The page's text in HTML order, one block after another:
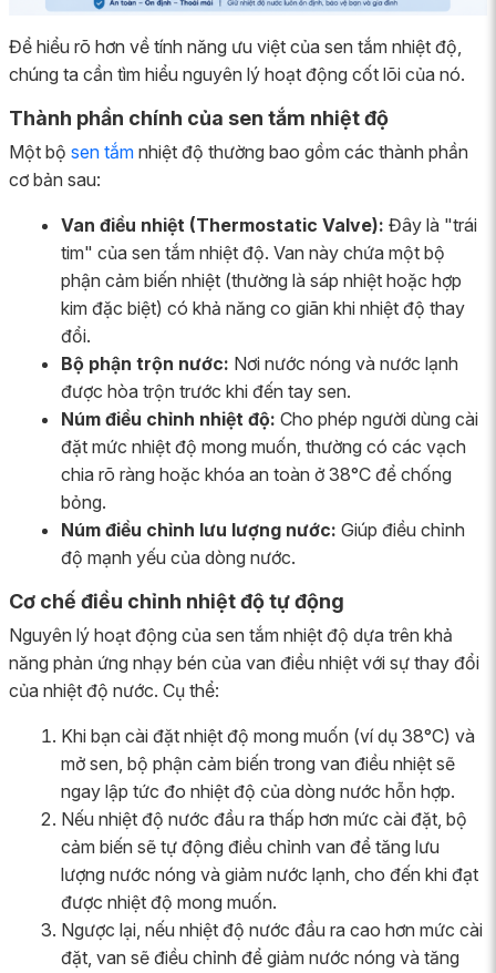
Để hiểu rõ hơn về tính năng ưu việt của sen tắm nhiệt độ,
chúng ta cần tìm hiểu nguyên lý hoạt động cốt lõi của nó.
Thành phần chính của sen tắm nhiệt độ
Một bộ sen tắm nhiệt độ thường bao gồm các thành phần
cơ bản sau:
Van điều nhiệt (Thermostatic Valve): Đây là "trái
tim" của sen tắm nhiệt độ. Van này chứa một bộ
phận cảm biến nhiệt (thường là sáp nhiệt hoặc hợp
kim đặc biệt) có khả năng co giãn khi nhiệt độ thay
đổi.
Bộ phận trộn nước: Nơi nước nóng và nước lạnh
được hòa trộn trước khi đến tay sen.
Núm điều chỉnh nhiệt độ: Cho phép người dùng cài
đặt mức nhiệt độ mong muốn, thường có các vạch
chia rõ ràng hoặc khóa an toàn ở 38°C để chống
bỏng.
Núm điều chỉnh lưu lượng nước: Giúp điều chỉnh
độ mạnh yếu của dòng nước.
Cơ chế điều chỉnh nhiệt độ tự động
Nguyên lý hoạt động của sen tắm nhiệt độ dựa trên khả
năng phản ứng nhạy bén của van điều nhiệt với sự thay đổi
của nhiệt độ nước. Cụ thể:
Khi bạn cài đặt nhiệt độ mong muốn (ví dụ 38°C) và
mở sen, bộ phận cảm biến trong van điều nhiệt sẽ
ngay lập tức đo nhiệt độ của dòng nước hỗn hợp.
Nếu nhiệt độ nước đầu ra thấp hơn mức cài đặt, bộ
cảm biến sẽ tự động điều chỉnh van để tăng lưu
lượng nước nóng và giảm nước lạnh, cho đến khi đạt
được nhiệt độ mong muốn.
Ngược lại, nếu nhiệt độ nước đầu ra cao hơn mức cài
đặt, van sẽ điều chỉnh để giảm nước nóng và tăng